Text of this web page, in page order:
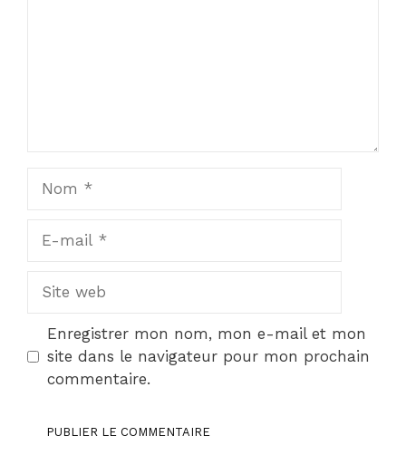
mail
web
Enregistrer mon nom, mon e-mail et mon
site dans le navigateur pour mon prochain
commentaire.